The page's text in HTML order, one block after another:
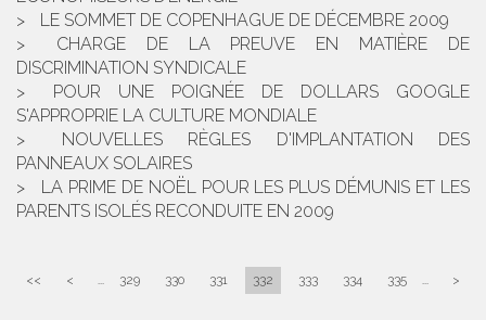
LE SOMMET DE COPENHAGUE DE DÉCEMBRE 2009
CHARGE DE LA PREUVE EN MATIÈRE DE
DISCRIMINATION SYNDICALE
POUR UNE POIGNÉE DE DOLLARS GOOGLE
S'APPROPRIE LA CULTURE MONDIALE
NOUVELLES RÈGLES D'IMPLANTATION DES
PANNEAUX SOLAIRES
LA PRIME DE NOËL POUR LES PLUS DÉMUNIS ET LES
PARENTS ISOLÉS RECONDUITE EN 2009
<< < ... 329 330 331 332 333 334 335 ... >